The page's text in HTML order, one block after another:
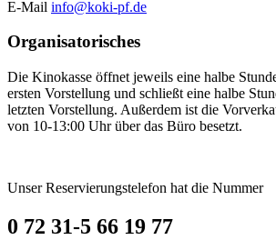
E-Mail info@koki-pf.de
Organisatorisches
Die Kinokasse öffnet jeweils eine halbe
ersten Vorstellung und schließt eine halbe
letzten Vorstellung. Außerdem ist die
von 10-13:00 Uhr über das Büro besetzt.
Unser Reservierungstelefon hat die Nummer
0 72 31-5 66 19 77